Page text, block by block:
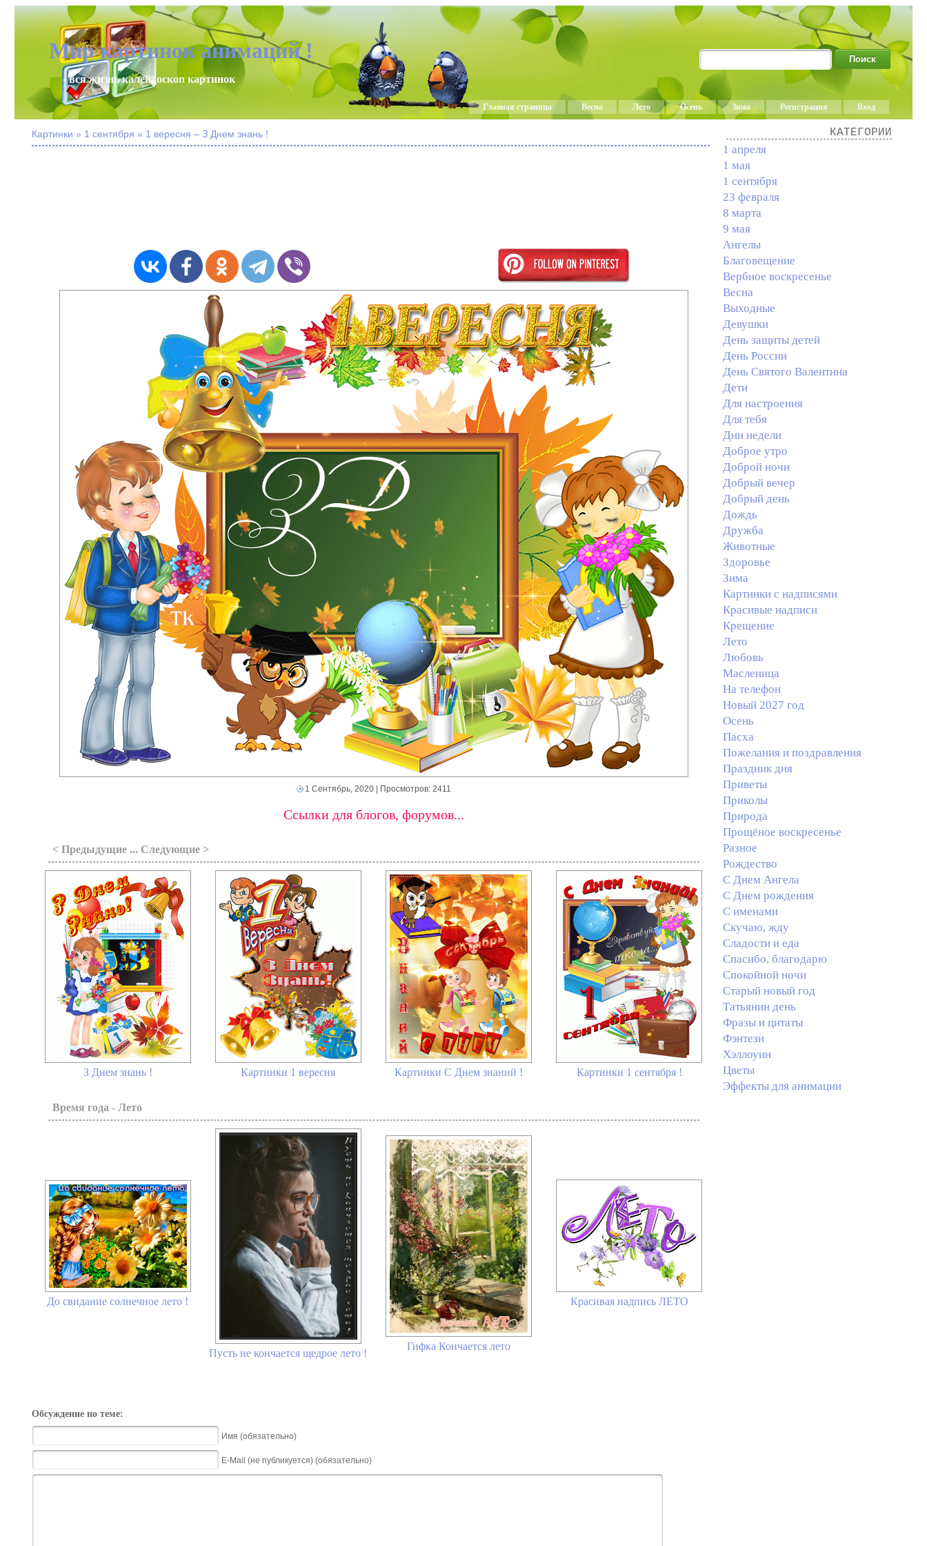
Мир картинок анимаций !
- вся жизнь калейдоскоп картинок
Главная страница Весна Лето Осень Зима Регистрация Вход
Картинки » 1 сентября » 1 вересня – З Днем знань !
1 Сентябрь, 2020| Просмотров: 2411
Ссылки для блогов, форумов...
< Предыдущие ... Следующие >
З Днем знань ! Картинки 1 вересня Картинки С Днем знаний ! Картинки 1 сентября !
Время года - Лето
До свидание солнечное лето !
Пусть не кончается щедрое лето !
Гифка Кончается лето
Красивая надпись ЛЕТО
Обсуждение по теме:
Имя (обязательно)
E-Mail (не публикуется) (обязательно)
КАТЕГОРИИ
1 апреля
1 мая
1 сентября
23 февраля
8 марта
9 мая
Ангелы
Благовещение
Вербное воскресенье
Весна
Выходные
Девушки
День защиты детей
День России
День Святого Валентина
Дети
Для настроения
Для тебя
Дни недели
Доброе утро
Доброй ночи
Добрый вечер
Добрый день
Дождь
Дружба
Животные
Здоровье
Зима
Картинки с надписями
Красивые надписи
Крещение
Лето
Любовь
Масленица
На телефон
Новый 2027 год
Осень
Пасха
Пожелания и поздравления
Праздник дня
Приветы
Приколы
Природа
Прощёное воскресенье
Разное
Рождество
С Днем Ангела
С Днем рождения
С именами
Скучаю, жду
Сладости и еда
Спасибо, благодарю
Спокойной ночи
Старый новый год
Татьянин день
Фразы и цитаты
Фэнтези
Хэллоуин
Цветы
Эффекты для анимации